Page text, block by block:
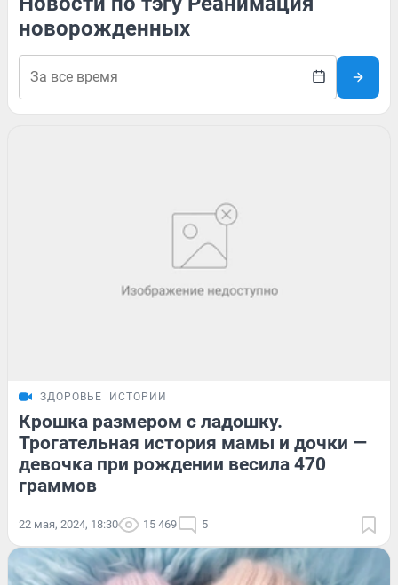
новорожденных
ЗДОРОВЬЕ ИСТОРИИ
Крошка размером с ладошку.
Трогательная история мамы и дочки —
девочка при рождении весила 470
граммов
22 мая, 2024, 18:30 15 469 5